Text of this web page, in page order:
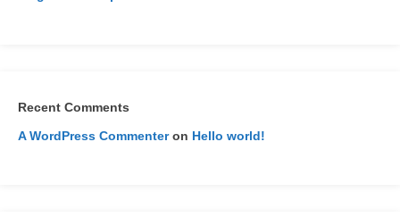
Recent Comments
A WordPress Commenteron Hello world!